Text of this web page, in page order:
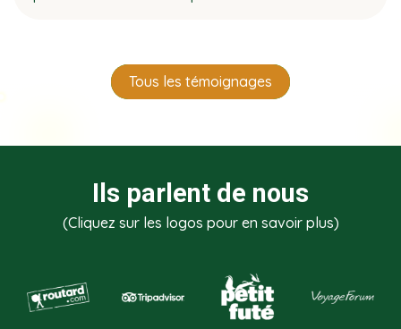
Tous les témoignages
Ils parlent de nous
(Cliquez sur les logos pour en savoir plus)